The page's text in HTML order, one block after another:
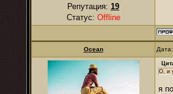
Репутация: 19
Статус: Offline
Ocean
О, и
я